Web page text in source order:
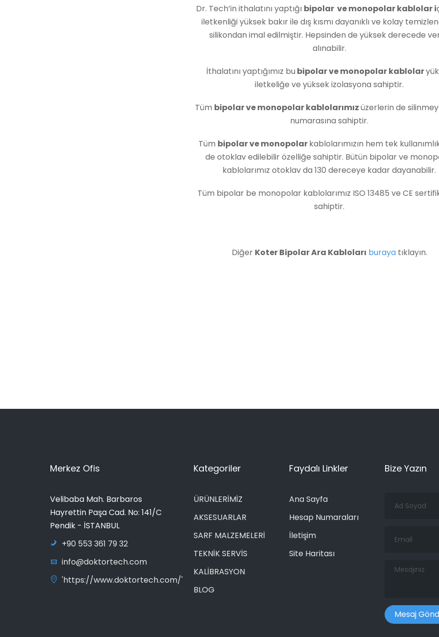
Dr. Tech’in ithalatını yaptığı bipolar ve monopolar kablolar i
iletkenliği yüksek bakır ile dış kısmı dayanıklı ve kolay
silikondan imal edilmiştir. Hepsinden de yüksek derecede
alınabilir.
İthalatını yaptığımız bu bipolar ve monopolar kablolar
iletkeliğe ve yüksek izolasyona sahiptir.
Tüm bipolar ve monopolar kablolarımızüzerlerin de
numarasına sahiptir.
Tüm bipolar ve monopolarkablolarımızın hem tek
de otoklav edilebilir özelliğe sahiptir. Bütün bipolar ve
kablolarımız otoklav da 130 dereceye kadar dayanabilir.
Tüm bipolar be monopolar kablolarımız ISO 13485 ve CE
sahiptir.
Diğer Koter Bipolar Ara Kabloları burayatıklayın.
Merkez Ofis
Velibaba Mah. Barbaros
Hayrettin Paşa Cad. No: 141/C
Pendik - İSTANBUL
+90 553 361 79 32
info@doktortech.com
'https://www.doktortech.com/'
Kategoriler
ÜRÜNLERİMİZ
AKSESUARLAR
SARF MALZEMELERİ
TEKNİK SERVİS
KALİBRASYON
BLOG
Faydalı Linkler
Ana Sayfa
Hesap Numaraları
İletişim
Site Haritası
Bize Yazın
Soyad
Mesajınız